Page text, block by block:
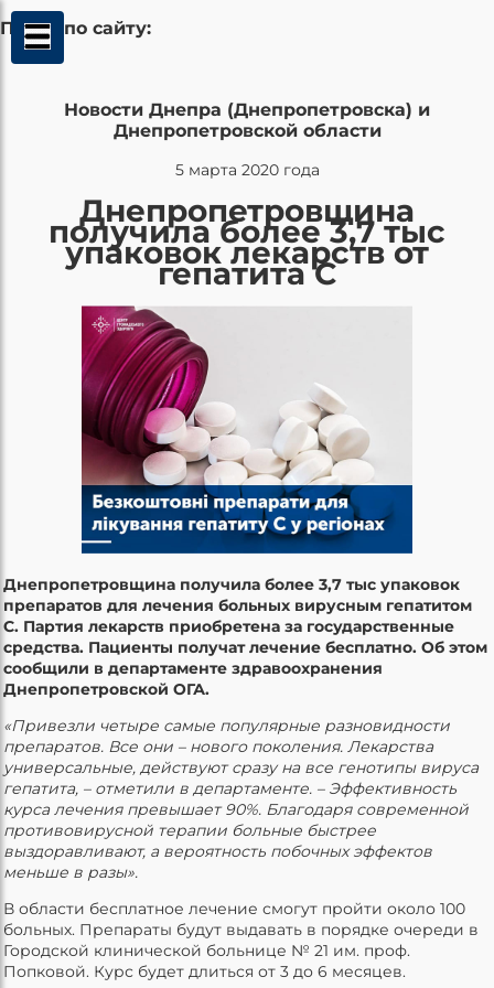
Поиск по сайту:
Новости Днепра (Днепропетровска) и
Днепропетровской области
5 марта 2020 года
Днепропетровщина
получила более 3,7 тыс
упаковок лекарств от
гепатита С
Днепропетровщина получила более 3,7 тыс упаковок
препаратов для лечения больных вирусным гепатитом
C. Партия лекарств приобретена за государственные
средства. Пациенты получат лечение бесплатно. Об этом
сообщили в департаменте здравоохранения
Днепропетровской ОГА.
«Привезли четыре самые популярные разновидности
препаратов. Все они – нового поколения. Лекарства
универсальные, действуют сразу на все генотипы вируса
гепатита, – отметили в департаменте. – Эффективность
курса лечения превышает 90%. Благодаря современной
противовирусной терапии больные быстрее
выздоравливают, а вероятность побочных эффектов
меньше в разы».
В области бесплатное лечение смогут пройти около 100
больных. Препараты будут выдавать в порядке очереди в
Городской клинической больнице № 21 им. проф.
Попковой. Курс будет длиться от 3 до 6 месяцев.